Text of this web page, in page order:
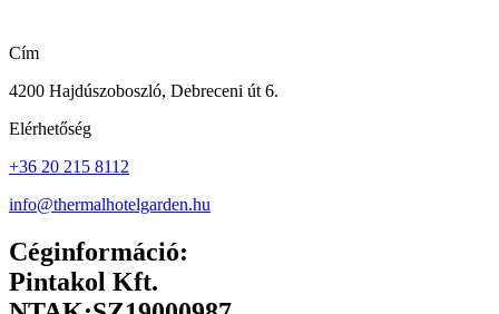
Cím
4200 Hajdúszoboszló, Debreceni út 6.
Elérhetőség
+36 20 215 8112
info@thermalhotelgarden.hu
Céginformáció:
Pintakol Kft.